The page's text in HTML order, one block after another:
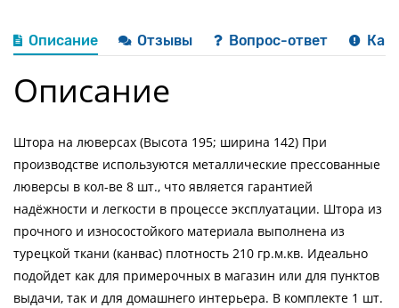
Описание Отзывы Вопрос-ответ Как
Описание
Штора на люверсах (Высота 195; ширина 142) При
производстве используются металлические прессованные
люверсы в кол-ве 8 шт., что является гарантией
надёжности и легкости в процессе эксплуатации. Штора из
прочного и износостойкого материала выполнена из
турецкой ткани (канвас) плотность 210 гр.м.кв. Идеально
подойдет как для примерочных в магазин или для пунктов
выдачи, так и для домашнего интерьера. В комплекте 1 шт.